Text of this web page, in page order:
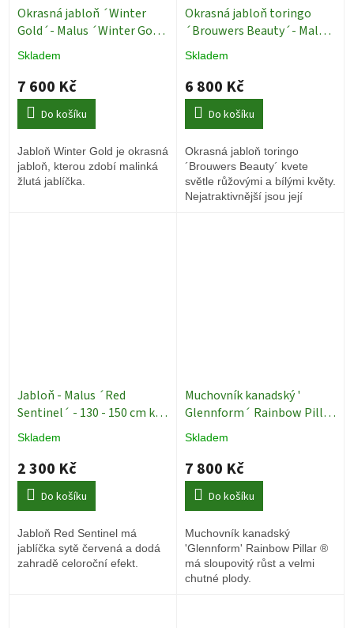
Okrasná jabloň ´Winter
Gold´- Malus ´Winter Gold
´ - obvod kmene 12/14 cm
Skladem
7 600 Kč
Do košíku
Jabloň Winter Gold je okrasná
jabloň, kterou zdobí malinká
žlutá jablíčka.
Okrasná jabloň toringo
´Brouwers Beauty´- Malus
toringo - ok 8/10
Skladem
6 800 Kč
Do košíku
Okrasná jabloň toringo
´Brouwers Beauty´ kvete
světle růžovými a bílými květy.
Nejatraktivnější jsou její
Jabloň - Malus ´Red
Sentinel´ - 130 - 150 cm keř
Okrasné stromy
Skladem
2 300 Kč
Do košíku
Jabloň Red Sentinel má
jablíčka sytě červená a dodá
zahradě celoroční efekt.
Muchovník kanadský '
Glennform´ Rainbow Pillar
®- Amelanchier canadensis '
Skladem
7 800 Kč
Do košíku
Muchovník kanadský
'Glennform' Rainbow Pillar ®
má sloupovitý růst a velmi
chutné plody.